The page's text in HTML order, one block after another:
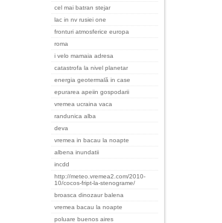
cel mai batran stejar
lac in nv rusiei one
fronturi atmosferice europa
roma
i velo mamaia adresa
catastrofa la nivel planetar
energia geotermală in case
epurarea apeiin gospodarii
vremea ucraina vaca
randunica alba
deva
vremea in bacau la noapte
albena inundatii
incdd
http://meteo.vremea2.com/2010-
10/cocos-fript-la-stenograme/
broasca dinozaur balena
vremea bacau la noapte
poluare buenos aires